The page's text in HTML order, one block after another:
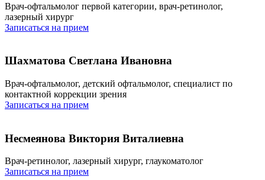
Врач-офтальмолог первой категории, врач-ретинолог,
лазерный хирург
Записаться на прием
Шахматова Светлана Ивановна
Врач-офтальмолог, детский офтальмолог, специалист по
контактной коррекции зрения
Записаться на прием
Несмеянова Виктория Виталиевна
Врач-ретинолог, лазерный хирург, глаукоматолог
Записаться на прием